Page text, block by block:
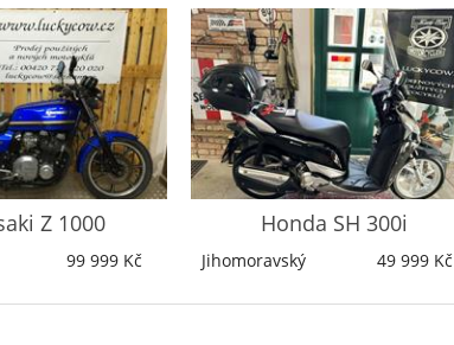
Z 1000
99 999 Kč
Honda SH 300i
Jihomoravský 49 999 Kč